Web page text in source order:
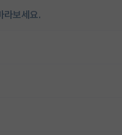
라보세요.